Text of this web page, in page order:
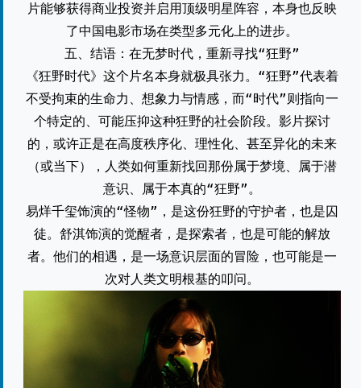
片能够获得商业投资并启用顶级明星阵容，本身也反映
了中国电影市场在类型多元化上的进步。
五、结语：在无梦时代，重新寻找“狂野”
《狂野时代》这个片名本身就极具张力。“狂野”代表着
不受拘束的生命力、想象力与情感，而“时代”则指向一
个特定的、可能压抑这种狂野的社会阶段。影片探讨
的，或许正是在高度秩序化、理性化、甚至异化的未来
（或当下），人类如何重新找回那份属于梦境、属于潜
意识、属于本真的“狂野”。
易烊千玺饰演的“怪物”，是这份狂野的守护者，也是囚
徒。舒淇饰演的觉醒者，是探索者，也是可能的解放
者。他们的相遇，是一场意识层面的冒险，也可能是一
次对人类文明根基的叩问。